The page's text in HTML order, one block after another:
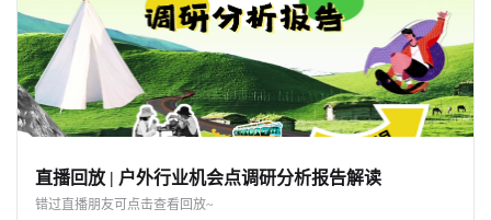
直播回放 | 户外行业机会点调研分析报告解读
错过直播朋友可点击查看回放~